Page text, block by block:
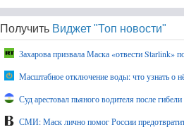
Получить Виджет "Топ новости"
Захарова призвала Маска «отвести Starlink»
Масштабное отключение воды: что узнать о
Суд арестовал пьяного водителя после
СМИ: Маск лично помог России